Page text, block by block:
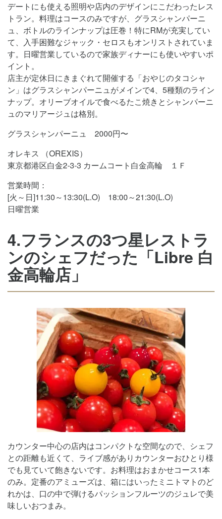
デートにも使える照明や店内のデザインにこだわったレス
トラン。料理はコースのみですが、グラスシャンパーニ
ュ、ボトルのラインナップは圧巻！特にRMが充実してい
て、入手困難なジャック・セロスもオンリストされていま
す。日曜営業しているので家族ディナーにも使いやすいポ
イント。
店主が定休日にきまぐれて開催する「おやじのタコシャ
ン」はグラスシャンパーニュがメインで4、5種類のライン
ナップ。オリーブオイルで食べるたこ焼きとシャンパーニ
ュのマリアージュは格別。
グラスシャンパーニュ 2000円〜
オレキス （OREXIS）
東京都港区白金2-3-3 カームコート白金高輪 １Ｆ
営業時間：
[火～日]11:30～13:30(L.O) 18:00～21:30(L.O)
日曜営業
4.フランスの3つ星レストラ
ンのシェフだった「Libre 白
金高輪店」
カウンター中心の店内はコンパクトな空間なので、シェフ
との距離も近くて、ライブ感がありカウンターおひとり様
でも見ていて飽きないです。お料理はおまかせコース1本
のみ。定番のアミューズは、箱にはいったミニトマトのど
れかは、口の中で弾けるパッションフルーツのジュレで美
味しいおつまみ。